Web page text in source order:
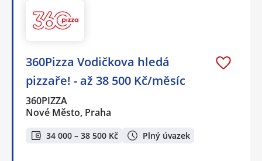
360Pizza Vodičkova hledá
pizzaře! - až 38 500 Kč/měsíc
360PIZZA
Nové Město, Praha
34 000 – 38 500 Kč Plný úvazek